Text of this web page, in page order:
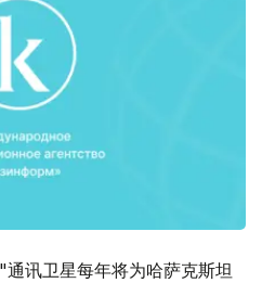
讯卫星每年将为哈萨克斯坦